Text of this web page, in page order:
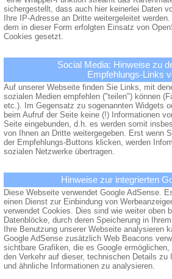
sichergestellt, dass auch hier keinerlei Daten
Ihre IP-Adresse an Dritte weitergeleitet
dem in dieser Form erfolgten Einsatz von
Cookies gesetzt.
Social Media: Hinweise zu
Empfehlungs-Links
Auf unserer Webseite finden Sie Links, mit
sozialen Medien empfehlen ("teilen") können
etc.). Im Gegensatz zu sogenannten Widgets
beim Aufruf der Seite keine (!) Informationen
Seite eingebunden, d.h. es werden somit
von Ihnen an Dritte weitergegeben. Erst wenn
der Empfehlungs-Buttons klicken, werden
sozialen Netzwerke übertragen.
Hinweise zur integrierten
Diese Webseite verwendet Google AdSense.
einen Dienst zur Einbindung von
verwendet Cookies. Dies sind wie weiter oben
Datenblöcke, durch deren Speicherung in
Ihre Benutzung unserer Webseite analysieren
Google AdSense zusätzlich Web Beacons
sichtbare Grafiken, die es Google
den Verkehr auf dieser, technischen Details zu
und ähnliche Informationen zu analysieren.